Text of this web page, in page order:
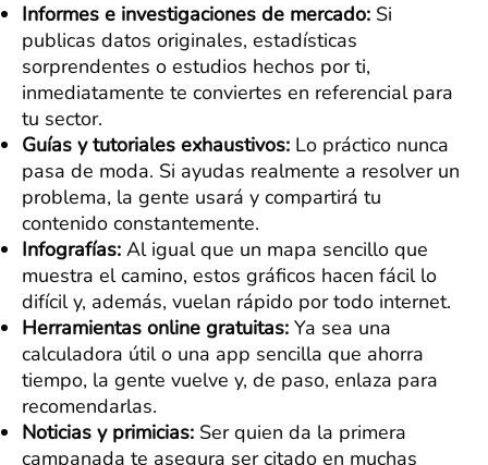
Informes e investigaciones de mercado: Si
publicas datos originales, estadísticas
sorprendentes o estudios hechos por ti,
inmediatamente te conviertes en referencial para
tu sector.
Guías y tutoriales exhaustivos: Lo práctico nunca
pasa de moda. Si ayudas realmente a resolver un
problema, la gente usará y compartirá tu
contenido constantemente.
Infografías: Al igual que un mapa sencillo que
muestra el camino, estos gráficos hacen fácil lo
difícil y, además, vuelan rápido por todo internet.
Herramientas online gratuitas: Ya sea una
calculadora útil o una app sencilla que ahorra
tiempo, la gente vuelve y, de paso, enlaza para
recomendarlas.
Noticias y primicias: Ser quien da la primera
campanada te asegura ser citado en muchas